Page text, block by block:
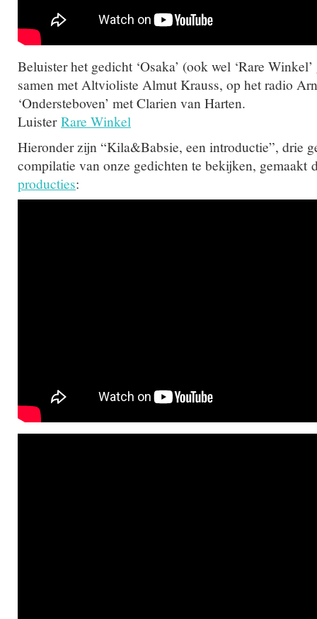
Beluister het gedicht ‘Osaka’ (ook wel ‘Rare
samen met Altvioliste Almut Krauss, op het radio
‘Ondersteboven’ met Clarien van Harten.
LuisterRare Winkel
Hieronder zijn “Kila&Babsie, een introductie”, drie
compilatie van onze gedichten te bekijken, gemaakt
producties: